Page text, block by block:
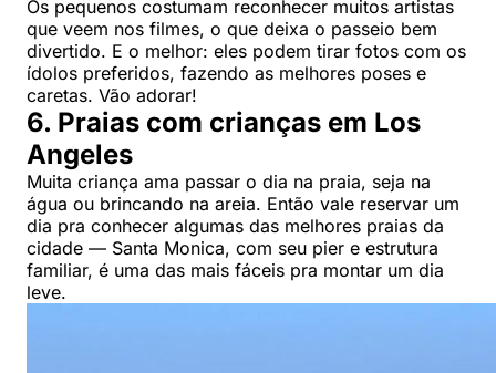
Os pequenos costumam reconhecer muitos artistas
que veem nos filmes, o que deixa o passeio bem
divertido. E o melhor: eles podem tirar fotos com os
ídolos preferidos, fazendo as melhores poses e
caretas. Vão adorar!
6. Praias com crianças em Los
Angeles
Muita criança ama passar o dia na praia, seja na
água ou brincando na areia. Então vale reservar um
dia pra conhecer algumas das melhores praias da
cidade — Santa Monica, com seu pier e estrutura
familiar, é uma das mais fáceis pra montar um dia
leve.